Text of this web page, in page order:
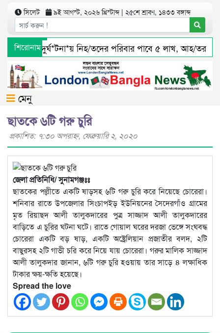
সিলেট ৯ই আগস্ট, ২০২৬ খ্রিস্টাব্দ | ২৫শে শ্রাবণ, ১৪৩৩ বঙ্গাব্দ
শিরোনাম
বাস দুর্ঘ*টনা*য় নিহ/তদের পরিবার পাবে ৫ লাখ, আহ/তরাও
সারী ৩ বালু মহালে অবৈধ ভাবে বালু উত্তোলনের সত্যতা
মেনু
ছাতকে ৬টি গরু চুরি
প্রকাশিত: ৭:৩০ অপরাহ্ণ, ফেব্রুয়ারি ২, ২০২০
জেলা প্রতিনিধি/ সুনামগঞ্জঃঃ
ছাতকের পল্লীতে একটি ষাড়সহ ৬টি গরু চুরি করে নিয়েছে চোরেরা।
শনিবার রাতে উপজেলার সিংচাপইড় ইউনিয়নের সৈদেরগাঁও গ্রামের
মৃত রিয়াছদ আলী তালুকদারের পুত্র সাজ্জাদ আলী তালুকদারের
বাড়িতে এ চুরির ঘটনা ঘটে। রাতে গোয়াল ঘরের দরজা ভেঙ্গে সংঘবদ্ধ
চোরেরা একটি বড় ষাড়, একটি অষ্ট্রেলিয়ান প্রজাতীর বলদ, ২টি
বাছুরসহ ২টি গাভী চরি করে নিয়ে যায় চোরেরা। গরুর মালিক সাজ্জাদ
আলী তালুকদার জানান, ৬টি গরু চুরি হওয়ায় তার সাড়ে ৪ লক্ষাধিক
টাকার ক্ষয়-ক্ষতি হয়েছে।
Spread the love